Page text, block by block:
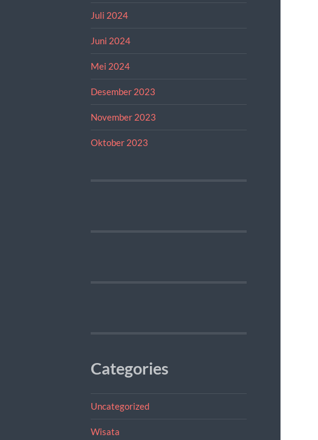
Juli 2024
Juni 2024
Mei 2024
Desember 2023
November 2023
Oktober 2023
Categories
Uncategorized
Wisata